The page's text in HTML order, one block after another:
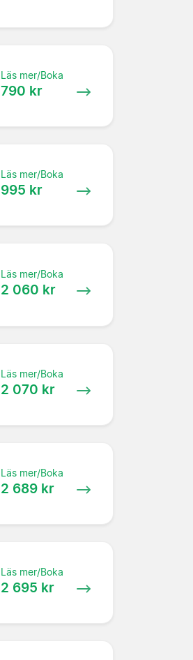
Läs mer/Boka
790 kr
Läs mer/Boka
995 kr
Läs mer/Boka
2 060 kr
Läs mer/Boka
2 070 kr
Läs mer/Boka
2 689 kr
Läs mer/Boka
2 695 kr